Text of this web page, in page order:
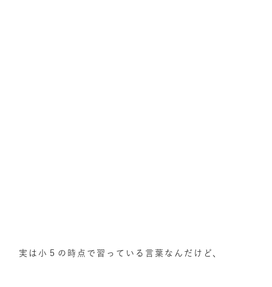
実は小５の時点で習っている言葉なんだけど、